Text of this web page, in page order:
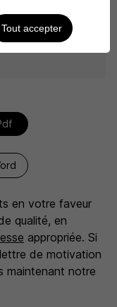
en votre faveur
qualité, en
appropriée. Si
de motivation
maintenant notre
Tout accepter